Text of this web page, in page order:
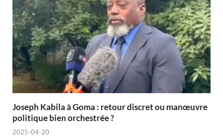
Joseph Kabila à Goma : retour discret ou manœuvre
politique bien orchestrée ?
2025-04-20